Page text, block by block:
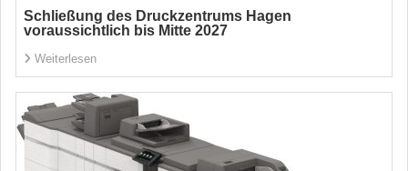
Schließung des Druckzentrums Hagen
voraussichtlich bis Mitte 2027
Weiterlesen